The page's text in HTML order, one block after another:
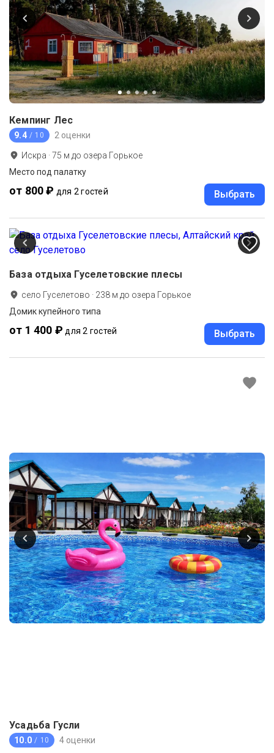
Кемпинг Лес
9.4 / 10 2 оценки
Искра ·75 м до озера Горькое
Место под палатку
от 800 ₽ для 2 гостей Выбрать
База отдыха Гуселетовские плесы
село Гуселетово · 238 м до озера Горькое
Домик купейного типа
от 1 400 ₽ для 2 гостей Выбрать
Усадьба Гусли
10.0 / 10 4 оценки